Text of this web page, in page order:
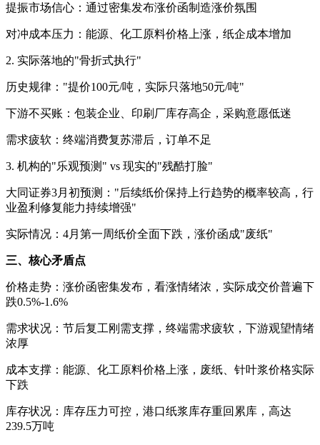
提振市场信心：通过密集发布涨价函制造涨价氛围
对冲成本压力：能源、化工原料价格上涨，纸企成本增加
2. 实际落地的"骨折式执行"
历史规律："提价100元/吨，实际只落地50元/吨"
下游不买账：包装企业、印刷厂库存高企，采购意愿低迷
需求疲软：终端消费复苏滞后，订单不足
3. 机构的"乐观预测" vs 现实的"残酷打脸"
大同证券3月初预测："后续纸价保持上行趋势的概率较高，行
业盈利修复能力持续增强"
实际情况：4月第一周纸价全面下跌，涨价函成"废纸"
三、核心矛盾点
价格走势：涨价函密集发布，看涨情绪浓，实际成交价普遍下
跌0.5%-1.6%
需求状况：节后复工刚需支撑，终端需求疲软，下游观望情绪
浓厚
成本支撑：能源、化工原料价格上涨，废纸、针叶浆价格实际
下跌
库存状况：库存压力可控，港口纸浆库存重回累库，高达
239.5万吨